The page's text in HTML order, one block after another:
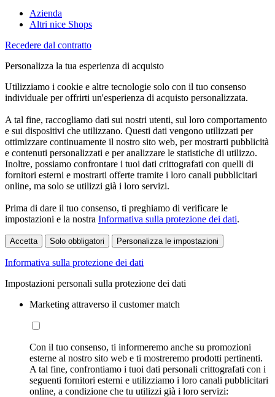
Azienda
Altri nice Shops
Recedere dal contratto
Personalizza la tua esperienza di acquisto
Utilizziamo i cookie e altre tecnologie solo con il tuo consenso
individuale per offrirti un'esperienza di acquisto personalizzata.
A tal fine, raccogliamo dati sui nostri utenti, sul loro comportamento
e sui dispositivi che utilizzano. Questi dati vengono utilizzati per
ottimizzare continuamente il nostro sito web, per mostrarti pubblicità
e contenuti personalizzati e per analizzare le statistiche di utilizzo.
Inoltre, possiamo confrontare i tuoi dati crittografati con quelli di
fornitori esterni e mostrarti offerte tramite i loro canali pubblicitari
online, ma solo se utilizzi già i loro servizi.
Prima di dare il tuo consenso, ti preghiamo di verificare le
impostazioni e la nostra Informativa sulla protezione dei dati.
Accetta Solo obbligatori Personalizza le impostazioni
Informativa sulla protezione dei dati
Impostazioni personali sulla protezione dei dati
Marketing attraverso il customer match
Con il tuo consenso, ti informeremo anche su promozioni
esterne al nostro sito web e ti mostreremo prodotti pertinenti.
A tal fine, confrontiamo i tuoi dati personali crittografati con i
seguenti fornitori esterni e utilizziamo i loro canali pubblicitari
online, a condizione che tu utilizzi già i loro servizi: